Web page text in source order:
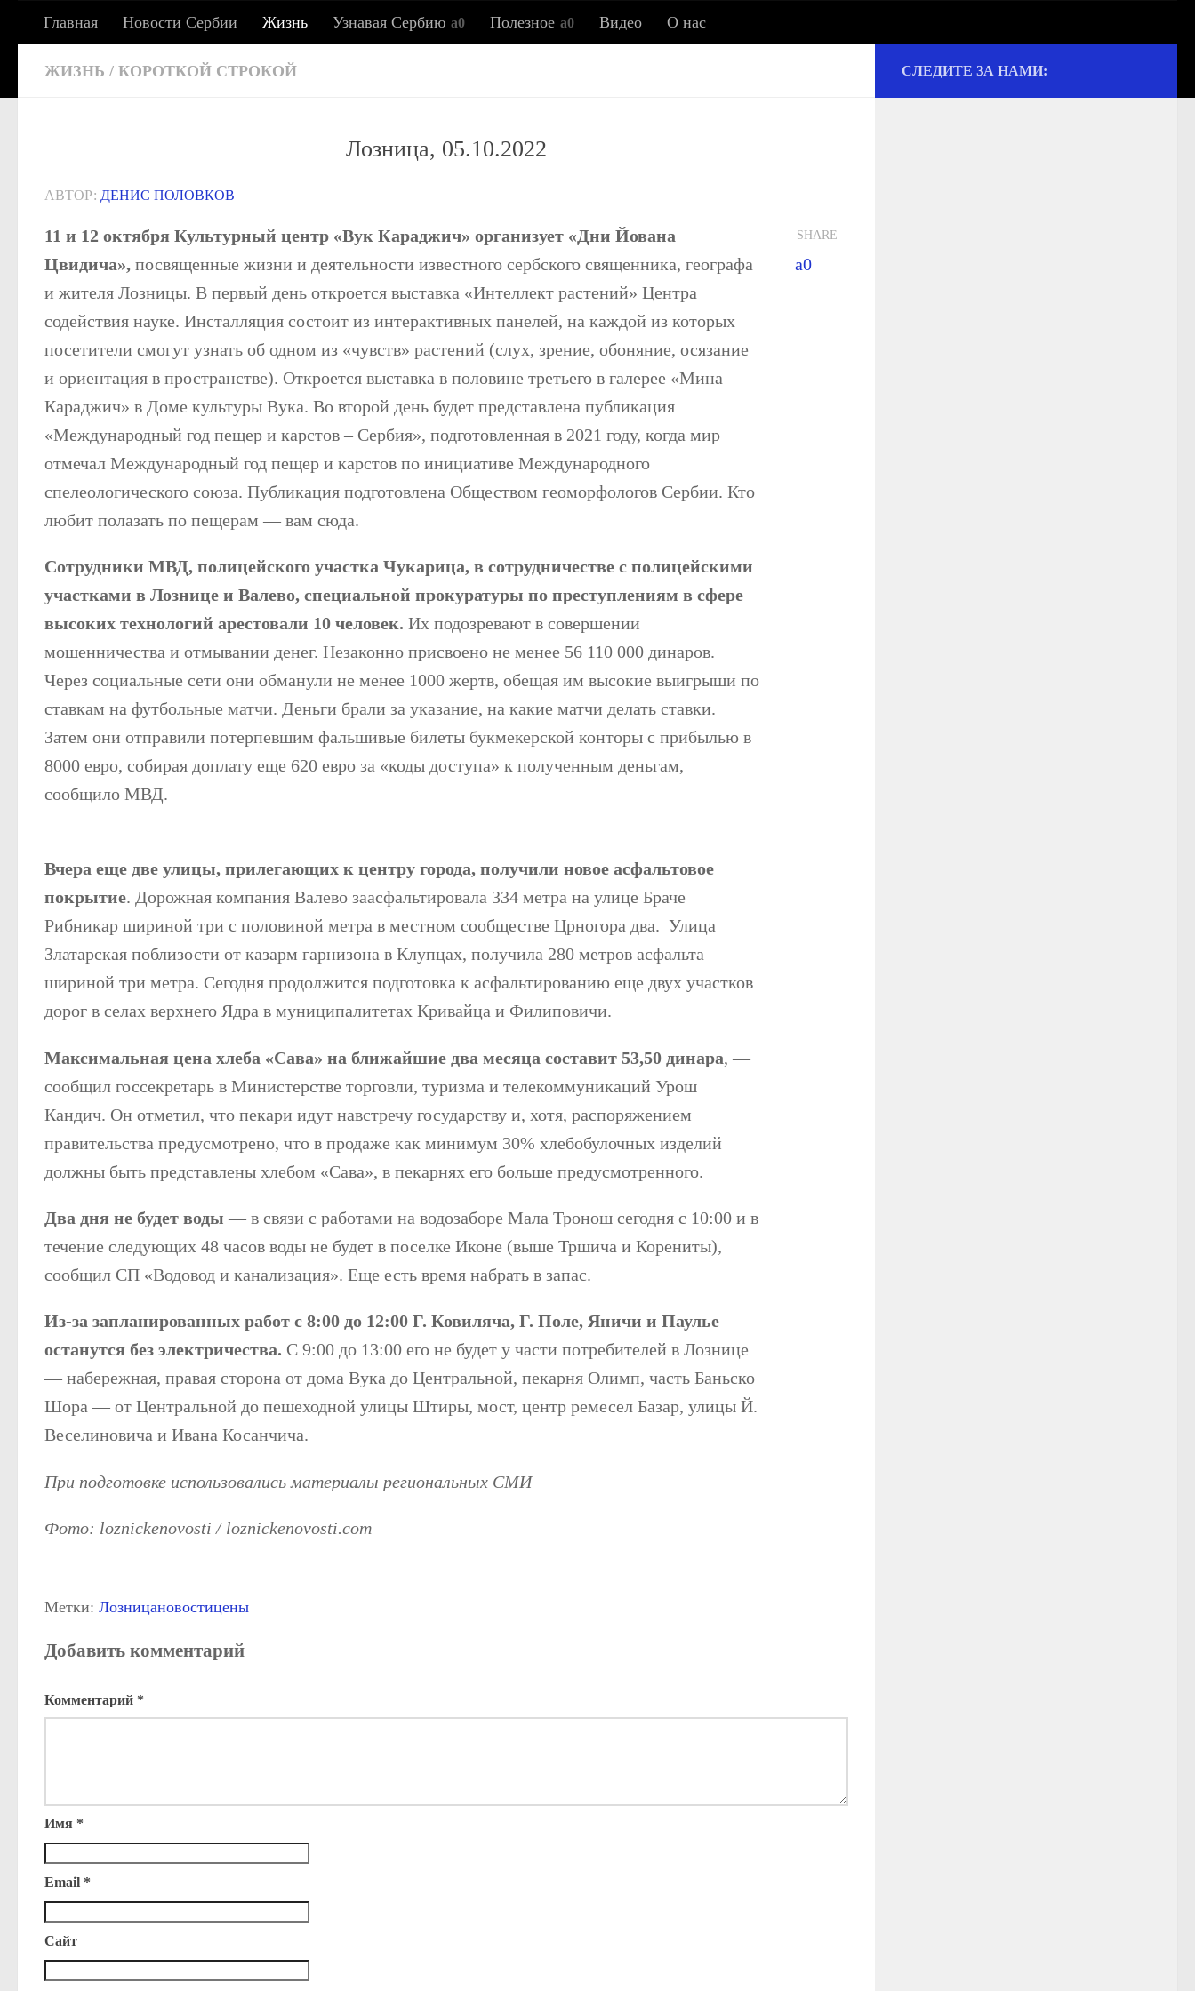
Под записью
СЕРБСКИЕ ХРОНИКИ: Всё о Сербии
Сербия сегодня: жизнь, работа, учеба, адаптация, новости, полезные советы, ссылки, заметки об истории и культуре
Главная Новости Сербии Жизнь Узнавая Сербию Полезное Видео О нас
ЖИЗНЬ / КОРОТКОЙ СТРОКОЙ
Лозница, 05.10.2022
АВТОР: ДЕНИС ПОЛОВКОВ
11 и 12 октября Культурный центр «Вук Караджич» организует «Дни Йована
Цвидича», посвященные жизни и деятельности известного сербского священника, географа
и жителя Лозницы. В первый день откроется выставка «Интеллект растений» Центра
содействия науке. Инсталляция состоит из интерактивных панелей, на каждой из которых
посетители смогут узнать об одном из «чувств» растений (слух, зрение, обоняние, осязание
и ориентация в пространстве). Откроется выставка в половине третьего в галерее «Мина
Караджич» в Доме культуры Вука. Во второй день будет представлена ​​публикация
«Международный год пещер и карстов – Сербия», подготовленная в 2021 году, когда мир
отмечал Международный год пещер и карстов по инициативе Международного
спелеологического союза. Публикация подготовлена ​​Обществом геоморфологов Сербии. Кто
любит полазать по пещерам — вам сюда.
Сотрудники МВД, полицейского участка Чукарица, в сотрудничестве с полицейскими
участками в Лознице и Валево, специальной прокуратуры по преступлениям в сфере
высоких технологий арестовали 10 человек. Их подозревают в совершении
мошенничества и отмывании денег. Незаконно присвоено не менее 56 110 000 динаров.
Через социальные сети они обманули не менее 1000 жертв, обещая им высокие выигрыши по
ставкам на футбольные матчи. Деньги брали за указание, на какие матчи делать ставки.
Затем они отправили потерпевшим фальшивые билеты букмекерской конторы с прибылью в
8000 евро, собирая доплату еще 620 евро за «коды доступа» к полученным деньгам,
сообщило МВД.
Вчера еще две улицы, прилегающих к центру города, получили новое асфальтовое
покрытие. Дорожная компания Валево заасфальтировала 334 метра на улице Браче
Рибникар шириной три с половиной метра в местном сообществе Црногора два. Улица
Златарская поблизости от казарм гарнизона в Клупцах, получила 280 метров асфальта
шириной три метра. Сегодня продолжится подготовка к асфальтированию еще двух участков
дорог в селах верхнего Ядра в муниципалитетах Кривайца и Филиповичи.
Максимальная цена хлеба «Сава» на ближайшие два месяца составит 53,50 динара, —
сообщил госсекретарь в Министерстве торговли, туризма и телекоммуникаций Урош
Кандич. Он отметил, что пекари идут навстречу государству и, хотя, распоряжением
правительства предусмотрено, что в продаже как минимум 30% хлебобулочных изделий
должны быть представлены хлебом «Сава», в пекарнях его больше предусмотренного.
Два дня не будет воды — в связи с работами на водозаборе Мала Тронош сегодня с 10:00 и в
течение следующих 48 часов воды не будет в поселке Иконе (выше Тршича и Корениты),
сообщил СП «Водовод и канализация». Еще есть время набрать в запас.
Из-за запланированных работ с 8:00 до 12:00 Г. Ковиляча, Г. Поле, Яничи и Паулье
останутся без электричества. С 9:00 до 13:00 его не будет у части потребителей в Лознице
— набережная, правая сторона от дома Вука до Центральной, пекарня Олимп, часть Баньско
Шора — от Центральной до пешеходной улицы Штиры, мост, центр ремесел Базар, улицы Й.
Веселиновича и Ивана Косанчича.
При подготовке использовались материалы региональных СМИ
Фото: loznickenovosti / loznickenovosti.com
SHARE
Метки: Лозницановостицены
Добавить комментарий
Комментарий *
Имя *
Email *
Сайт
СЛЕДИТЕ ЗА НАМИ: